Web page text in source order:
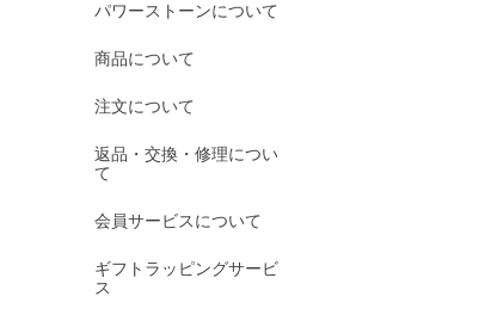
パワーストーンについて
商品について
注文について
返品・交換・修理につい
て
会員サービスについて
ギフトラッピングサービ
ス